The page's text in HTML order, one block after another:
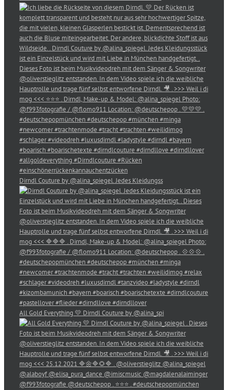
Dirndl Couture by @alina_spiegel. Jedes Kleidungss
All Gold Everything 💛 Dirndl Couture by @alina_spi